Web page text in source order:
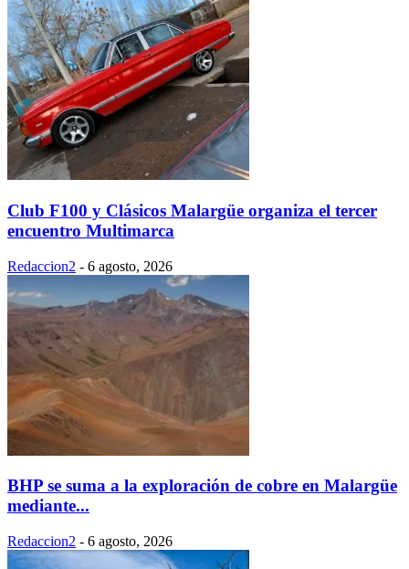
Club F100 y Clásicos Malargüe organiza el tercer
encuentro Multimarca
Redaccion2 - 6 agosto, 2026
BHP se suma a la exploración de cobre en Malargüe
mediante...
Redaccion2 - 6 agosto, 2026